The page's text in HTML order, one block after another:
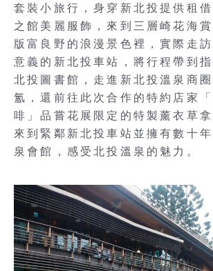
套裝小旅行，身穿新北投提供租
之館美麗服飾，來到三層崎花海
版富良野的浪漫景色裡，實際走
意義的新北投車站，將行程帶到
北投圖書館，走進新北投溫泉商
氳，還前往此次合作的特約店家
啡」品嘗花展限定的特製薰衣草
來到緊鄰新北投車站並擁有數十
泉會館，感受北投溫泉的魅力。